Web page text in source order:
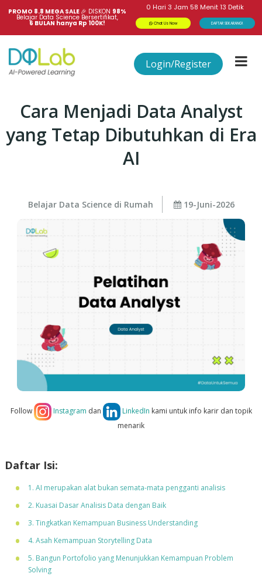
PROMO 8.8 MEGA SALE 🎉 DISKON 98%
Belajar Data Science Bersertifikat,
6 BULAN hanya Rp 100K!
0 Hari 3 Jam 58 Menit12 Detik
Chat Us Now DAFTAR SEKARANG!
Login/Register
Cara Menjadi Data Analyst
yang Tetap Dibutuhkan di Era
AI
Belajar Data Science di Rumah 19-Juni-2026
Follow Instagram dan LinkedIn kami untuk info karir dan topik
menarik
Daftar Isi:
1. AI merupakan alat bukan semata-mata pengganti analisis
2. Kuasai Dasar Analisis Data dengan Baik
3. Tingkatkan Kemampuan Business Understanding
4. Asah Kemampuan Storytelling Data
5. Bangun Portofolio yang Menunjukkan Kemampuan Problem
Solving